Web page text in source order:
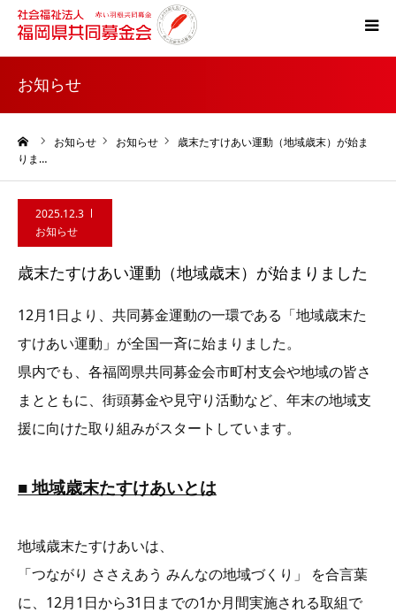
お知らせ
お知らせ お知らせ
歳末たすけあい運動（地域歳末）が始ま
りま…
2025.12.3
お知らせ
歳末たすけあい運動（地域歳末）が始まりました
12月1日より、共同募金運動の一環である「地域歳末た
すけあい運動」が全国一斉に始まりました。
県内でも、各福岡県共同募金会市町村支会や地域の皆さ
まとともに、街頭募金や見守り活動など、年末の地域支
援に向けた取り組みがスタートしています。
■ 地域歳末たすけあいとは
地域歳末たすけあいは、
「つながり ささえあう みんなの地域づくり」 を合言葉
に、12月1日から31日までの1か月間実施される取組で
ホーム
税制上の優遇措置
よくある質問